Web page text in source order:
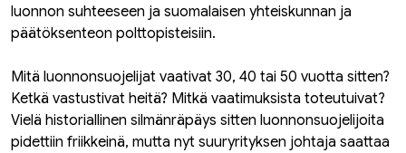
luonnon suhteeseen ja suomalaisen yhteiskunnan ja
päätöksenteon polttopisteisiin.
Mitä luonnonsuojelijat vaativat 30, 40 tai 50 vuotta sitten?
Ketkä vastustivat heitä? Mitkä vaatimuksista toteutuivat?
Vielä historiallinen silmänräpäys sitten luonnonsuojelijoita
pidettiin friikkeinä, mutta nyt suuryrityksen johtaja saattaa